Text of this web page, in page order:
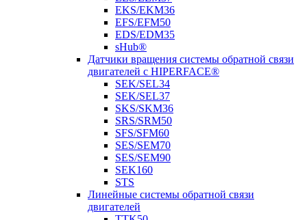
EKS/EKM36
EFS/EFM50
EDS/EDM35
sHub®
Датчики вращения системы обратной связи
двигателей с HIPERFACE®
SEK/SEL34
SEK/SEL37
SKS/SKM36
SRS/SRM50
SFS/SFM60
SES/SEM70
SES/SEM90
SEK160
STS
Линейные системы обратной связи
двигателей